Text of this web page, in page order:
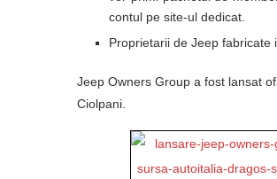
contul pe site-ul dedicat.
Proprietarii de Jeep fabricate
Jeep Owners Group a fost lansat
Ciolpani.